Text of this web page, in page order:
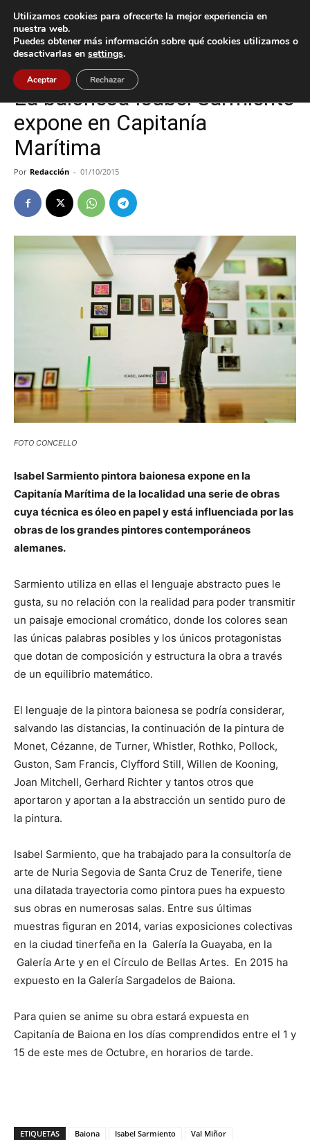
Inicio Baiona
Baiona
La baionesa Isabel Sarmiento
expone en Capitanía
Marítima
Por Redacción - 01/10/2015
FOTO CONCELLO
Isabel Sarmiento pintora baionesa expone en la
Capitanía Marítima de la localidad una serie de obras
cuya técnica es óleo en papel y está influenciada por las
obras de los grandes pintores contemporáneos
alemanes.
Sarmiento utiliza en ellas el lenguaje abstracto pues le
gusta, su no relación con la realidad para poder transmitir
un paisaje emocional cromático, donde los colores sean
las únicas palabras posibles y los únicos protagonistas
que dotan de composición y estructura la obra a través
de un equilibrio matemático.
El lenguaje de la pintora baionesa se podría considerar,
salvando las distancias, la continuación de la pintura de
Monet, Cézanne, de Turner, Whistler, Rothko, Pollock,
Guston, Sam Francis, Clyfford Still, Willen de Kooning,
Joan Mitchell, Gerhard Richter y tantos otros que
aportaron y aportan a la abstracción un sentido puro de
la pintura.
Isabel Sarmiento, que ha trabajado para la consultoría de
arte de Nuria Segovia de Santa Cruz de Tenerife, tiene
una dilatada trayectoria como pintora pues ha expuesto
sus obras en numerosas salas. Entre sus últimas
muestras figuran en 2014, varias exposiciones colectivas
en la ciudad tinerfeña en la Galería la Guayaba, en la
Galería Arte y en el Círculo de Bellas Artes. En 2015 ha
expuesto en la Galería Sargadelos de Baiona.
Para quien se anime su obra estará expuesta en
Capitanía de Baiona en los días comprendidos entre el 1 y
15 de este mes de Octubre, en horarios de tarde.
ETIQUETAS Baiona Isabel Sarmiento Val Miñor
Utilizamos cookies para ofrecerte la mejor experiencia en
nuestra web.
Puedes obtener más información sobre qué cookies utilizamos o
desactivarlas en settings.
Aceptar Rechazar